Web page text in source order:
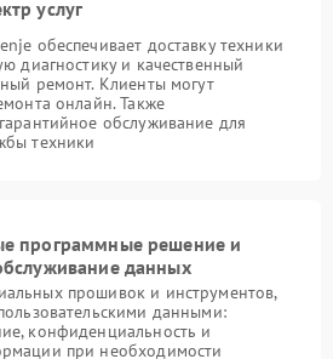
услуг
обеспечивает доставку техники
диагностику и качественный
ремонт. Клиенты могут
онлайн. Также
обслуживание для
техники
программные решение и
данных
прошивок и инструментов,
данными:
конфиденциальность и
при необходимости